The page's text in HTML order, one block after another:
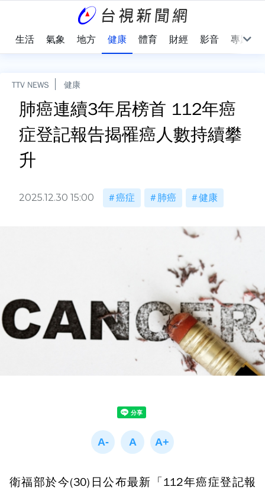
生活 氣象 地方 健康 體育 財經 影音 專題
TTV NEWS 健康
肺癌連續3年居榜首 112年癌
症登記報告揭罹癌人數持續攀
升
2025.12.30 15:00 癌症 肺癌 健康
衛福部於今(30)日公布最新「112年癌症登記報